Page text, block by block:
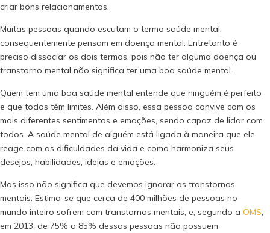
criar bons relacionamentos.
Muitas pessoas quando escutam o termo saúde mental,
consequentemente pensam em doença mental. Entretanto é
preciso dissociar os dois termos, pois não ter alguma doença ou
transtorno mental não significa ter uma boa saúde mental.
Quem tem uma boa saúde mental entende que ninguém é perfeito
e que todos têm limites. Além disso, essa pessoa convive com os
mais diferentes sentimentos e emoções, sendo capaz de lidar com
todos. A saúde mental de alguém está ligada à maneira que ele
reage com as dificuldades da vida e como harmoniza seus
desejos, habilidades, ideias e emoções.
Mas isso não significa que devemos ignorar os transtornos
mentais. Estima-se que cerca de 400 milhões de pessoas no
mundo inteiro sofrem com transtornos mentais, e, segundo a OMS,
em 2013, de 75% a 85% dessas pessoas não possuem